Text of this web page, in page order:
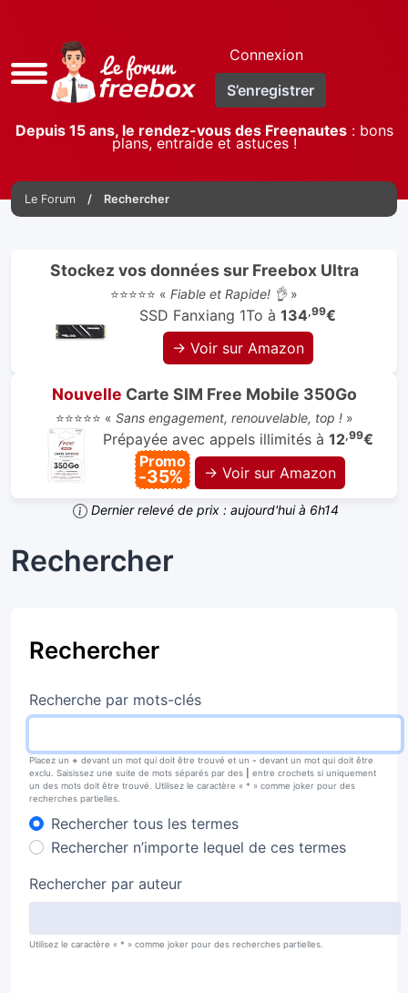
Accès
rapide
Connexion
S’enregistrer
Depuis 15 ans, le rendez-vous des Freenautes: bons
plans, entraide et astuces !
Le Forum Rechercher
Stockez vos données sur Freebox Ultra
⭐⭐⭐⭐⭐ « Fiable et Rapide! 👌»
SSD Fanxiang 1To à 134,99€
→ Voir sur Amazon
Nouvelle Carte SIM Free Mobile 350Go
⭐⭐⭐⭐⭐ « Sans engagement, renouvelable, top !»
Prépayée avec appels illimités à 12,99€
Promo
-35% → Voir sur Amazon
Dernier relevé de prix : aujourd'hui à 6h14
Rechercher
Rechercher
Recherche par mots-clés
Placez un + devant un mot qui doit être trouvé et un - devant un mot qui doit être
exclu. Saisissez une suite de mots séparés par des
entre crochets si uniquement
un des mots doit être trouvé. Utilisez le caractère « * » comme joker pour des
recherches partielles.
Rechercher tous les termes
Rechercher n’importe lequel de ces termes
Rechercher par auteur
Utilisez le caractère « * » comme joker pour des recherches partielles.